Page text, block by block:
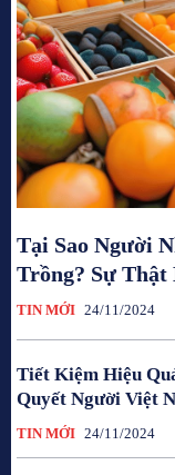
Tại Sao Người
Trồng? Sự Thật
TIN MỚI 24/11/2024
Tiết Kiệm Hiệu
Quyết Người Việt
TIN MỚI 24/11/2024